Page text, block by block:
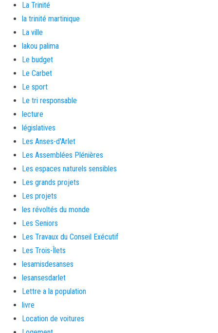
La Trinité
la trinité martinique
La ville
lakou palima
Le budget
Le Carbet
Le sport
Le tri responsable
lecture
législatives
Les Anses-d'Arlet
Les Assemblées Plénières
Les espaces naturels sensibles
Les grands projets
Les projets
les révoltés du monde
Les Seniors
Les Travaux du Conseil Exécutif
Les Trois-Îlets
lesamisdesanses
lesansesdarlet
Lettre a la population
livre
Location de voitures